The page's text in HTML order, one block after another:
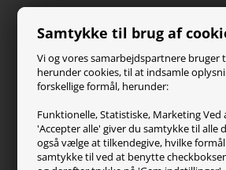
Samtykke til brug af
Vi og vores samarbejdspartnere bruger
herunder cookies, til at indsamle
forskellige formål, herunder:
Funktionelle, Statistiske, Marketing Ved
'Accepter alle' giver du samtykke til alle
også vælge at tilkendegive, hvilke
samtykke til ved at benytte
SteelSeries
ZOWIE
Turtle Beach
Kundeservice
Kontakt os
FAQ